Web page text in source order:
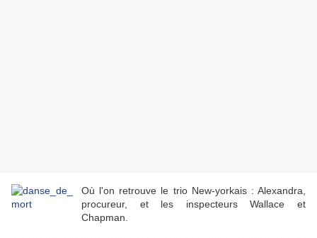
Où l'on retrouve le trio New-yorkais : Alexandra,
procureur, et les inspecteurs Wallace et
Chapman.